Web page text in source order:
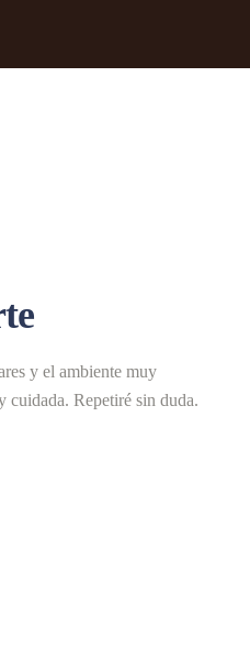
y el ambiente muy
cuidada. Repetiré sin duda.